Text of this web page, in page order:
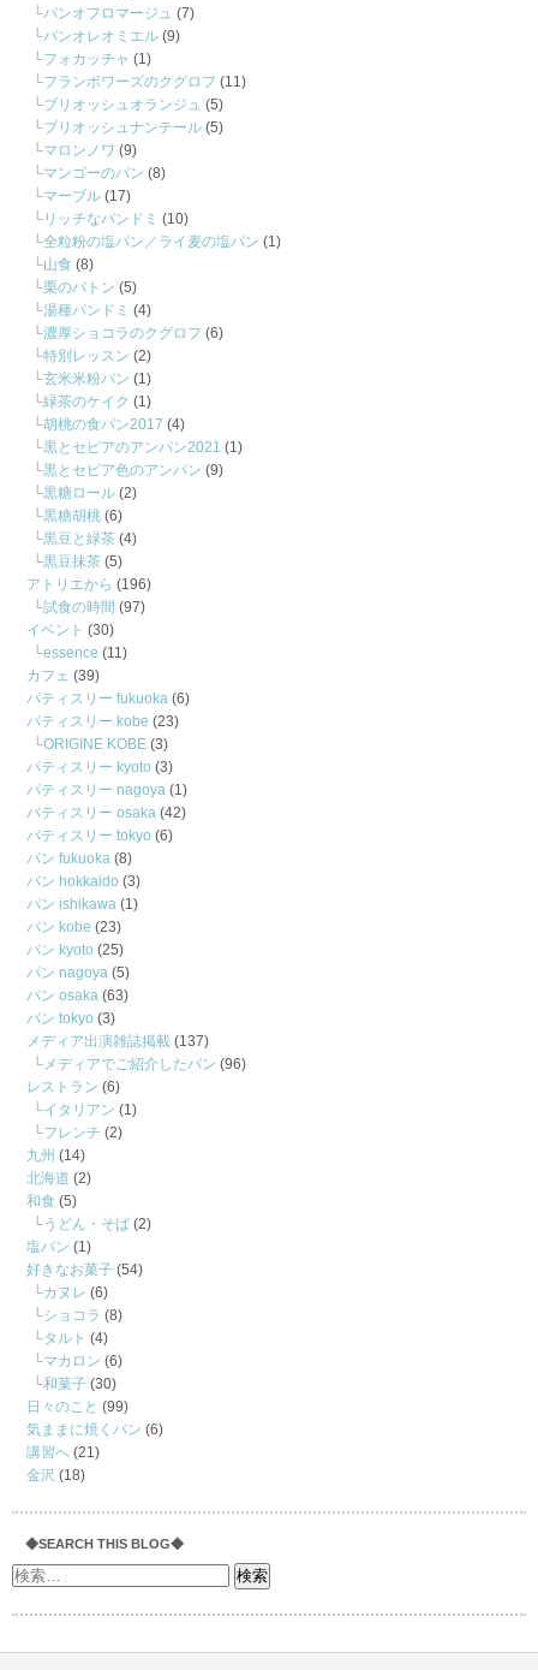
パンオフロマージュ (7)
パンオレオミエル (9)
フォカッチャ (1)
フランボワーズのクグロフ (11)
ブリオッシュオランジュ (5)
ブリオッシュナンテール (5)
マロンノワ (9)
マンゴーのパン (8)
マーブル (17)
リッチなパンドミ (10)
全粒粉の塩パン／ライ麦の塩パン (1)
山食 (8)
栗のバトン (5)
湯種パンドミ (4)
濃厚ショコラのクグロフ (6)
特別レッスン (2)
玄米米粉パン (1)
緑茶のケイク (1)
胡桃の食パン2017 (4)
黒とセピアのアンパン2021 (1)
黒とセピア色のアンパン (9)
黒糖ロール (2)
黒糖胡桃 (6)
黒豆と緑茶 (4)
黒豆抹茶 (5)
アトリエから (196)
試食の時間 (97)
イベント (30)
essence (11)
カフェ (39)
パティスリー fukuoka (6)
パティスリー kobe (23)
ORIGINE KOBE (3)
パティスリー kyoto (3)
パティスリー nagoya (1)
パティスリー osaka (42)
パティスリー tokyo (6)
パン fukuoka (8)
パン hokkaido (3)
パン ishikawa (1)
パン kobe (23)
パン kyoto (25)
パン nagoya (5)
パン osaka (63)
パン tokyo (3)
メディア出演雑誌掲載 (137)
メディアでご紹介したパン (96)
レストラン (6)
イタリアン (1)
フレンチ (2)
九州 (14)
北海道 (2)
和食 (5)
うどん・そば (2)
塩パン (1)
好きなお菓子 (54)
カヌレ (6)
ショコラ (8)
タルト (4)
マカロン (6)
和菓子 (30)
日々のこと (99)
気ままに焼くパン (6)
講習へ (21)
金沢 (18)
◆SEARCH THIS BLOG◆